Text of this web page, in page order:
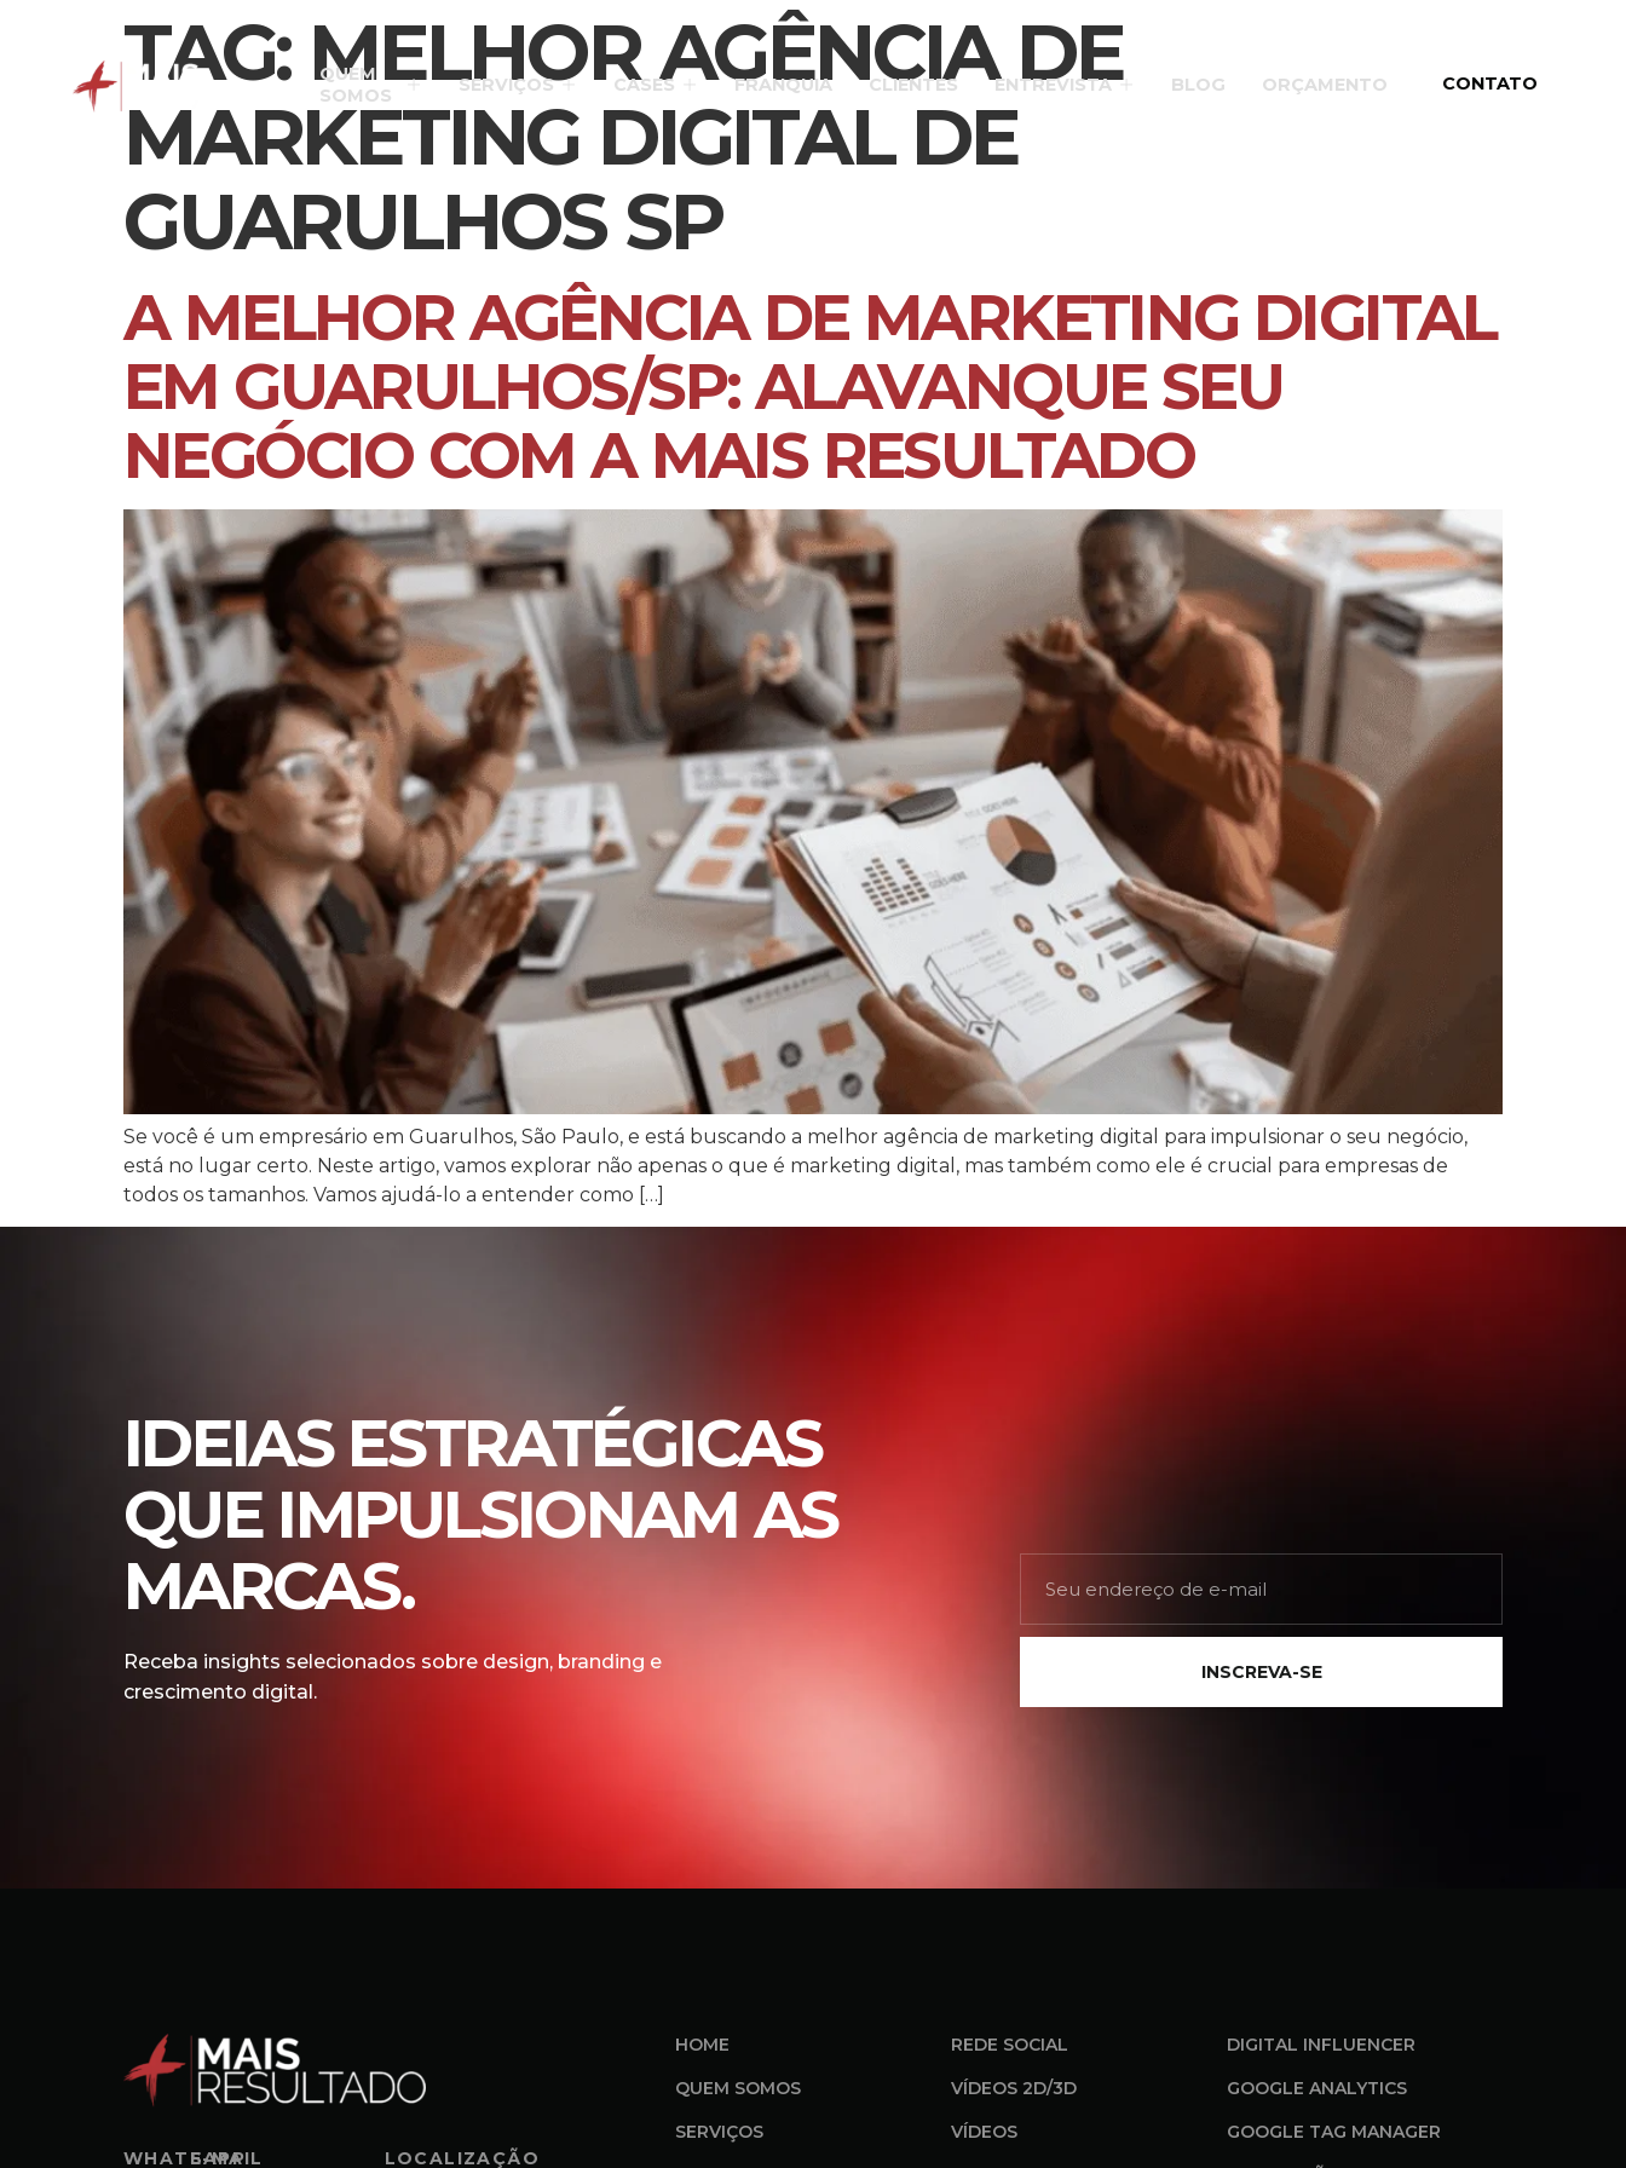
QUEM
SOMOS
SERVIÇOS CASES FRANQUIA CLIENTES ENTREVISTA BLOG ORÇAMENTO CONTATO
TAG: MELHOR AGÊNCIA DE
MARKETING DIGITAL DE
GUARULHOS SP
A MELHOR AGÊNCIA DE MARKETING DIGITAL
EM GUARULHOS/SP: ALAVANQUE SEU
NEGÓCIO COM A MAIS RESULTADO
Se você é um empresário em Guarulhos, São Paulo, e está buscando a melhor agência de marketing digital para impulsionar o seu negócio,
está no lugar certo. Neste artigo, vamos explorar não apenas o que é marketing digital, mas também como ele é crucial para empresas de
todos os tamanhos. Vamos ajudá-lo a entender como […]
IDEIAS ESTRATÉGICAS
QUE IMPULSIONAM AS
MARCAS.
Receba insights selecionados sobre design, branding e
crescimento digital.
INSCREVA-SE
WHATSAPP
E-MAIL LOCALIZAÇÃO
HOME
QUEM SOMOS
SERVIÇOS
REDE SOCIAL
VÍDEOS 2D/3D
VÍDEOS
DIGITAL INFLUENCER
GOOGLE ANALYTICS
GOOGLE TAG MANAGER